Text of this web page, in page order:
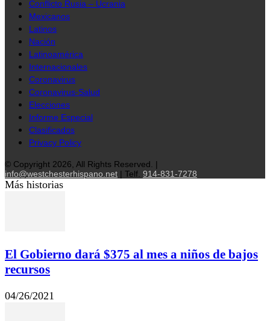
Conflicto Rusia – Ucrania
Mexicanos
Latinos
Nación
Latinoamérica
Internacionales
Coronavirus
Coronavirus-Salud
Elecciones
Informe Especial
Clasificados
Privacy Policy
© Copyright 2026, All Rights Reserved. |
info@westchesterhispano.net | Telf. 914-831-7278
Más historias
El Gobierno dará $375 al mes a niños de bajos
recursos
04/26/2021